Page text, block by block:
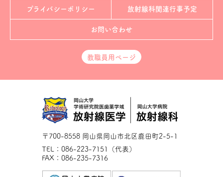
〒700-8558 岡山県岡山市北区鹿田町2-5-1
TEL：086-223-7151（代表）
FAX：086-235-7316
プライバシーポリシー 放射線科関連行事予定
お問い合わせ
教職員用ページ